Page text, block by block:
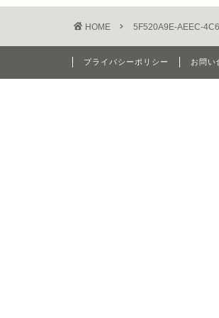
HOME 5F520A9E-AEEC-
プライバシーポリシー お問い